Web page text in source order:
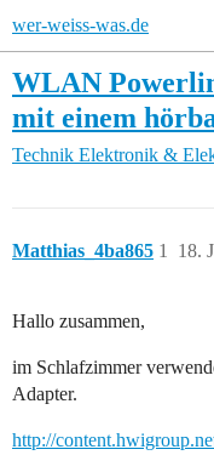
wer-weiss-was.de
WLAN
mit einem
Technik Elektronik &
Matthias_4ba865 18.
1
Hallo zusammen,
im Schlafzimmer
Adapter.
http://